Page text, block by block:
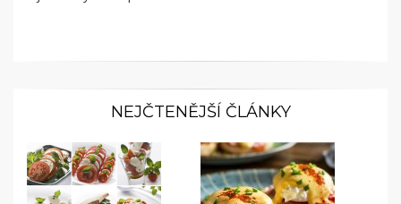
NEJČTENĚJŠÍ ČLÁNKY